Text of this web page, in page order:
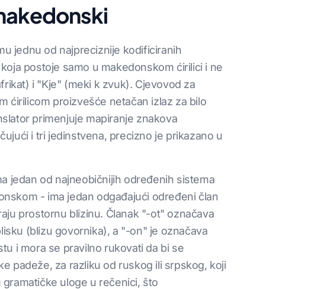
jednu od najpreciznije kodificiranih
postoje samo u makedonskom ćirilici i ne
i "Kje" (meki k zvuk). Cjevovod za
ćirilicom proizvešće netačan izlaz za bilo
primenjuje mapiranje znakova
i tri jedinstvena, precizno je prikazano u
jedan od najneobičnijih određenih sistema
- ima jedan odgađajući određeni član
prostornu blizinu. Članak "-ot" označava
(blizu govornika), a "-on" je označava
i mora se pravilno rukovati da bi se
padeže, za razliku od ruskog ili srpskog, koji
uloge u rečenici, što